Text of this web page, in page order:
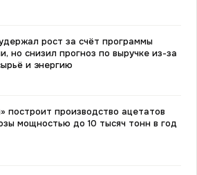
рост за счёт программы
но снизил прогноз по выручке из-за
и энергию
построит производство ацетатов
мощностью до 10 тысяч тонн в год